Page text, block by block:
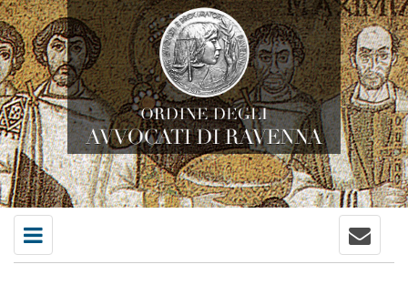
Menu
principale
Contatti